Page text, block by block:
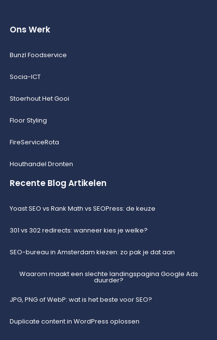
Ons Werk
Bunzl Foodservice
Socia-ICT
Stoerhout Het Gooi
Floor Styling
FireServiceRota
Houthandel Dronten
Recente Blog Artikelen
Yoast SEO vs Rank Math vs SEOPress: de keuze
301 vs 302 redirects: wanneer kies je welke?
SEO-bureau in Amsterdam kiezen: zo pak je dat aan
Waarom maakt een slechte landingspagina Google Ads
duurder?
JPG, PNG of WebP: wat is het beste voor SEO?
Duplicate content in WordPress oplossen